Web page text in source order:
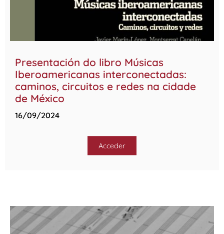
Presentación do libro Músicas
Iberoamericanas interconectadas:
caminos, circuitos e redes na cidade
de México
16/09/2024
Acceder